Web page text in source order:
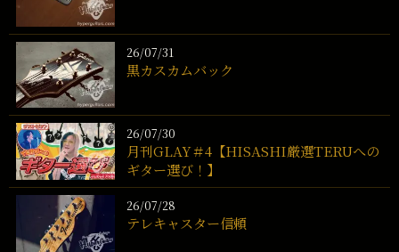
26/07/31
黒カスカムバック
26/07/30
月刊GLAY＃4【HISASHI厳選TERUへの
ギター選び！】
26/07/28
テレキャスター信頼